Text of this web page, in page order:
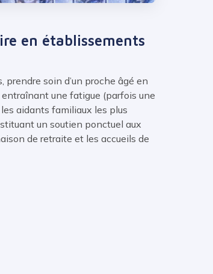
en établissements
soin d’un proche âgé en
une fatigue (parfois une
aidants familiaux les plus
un soutien ponctuel aux
de retraite et les accueils de